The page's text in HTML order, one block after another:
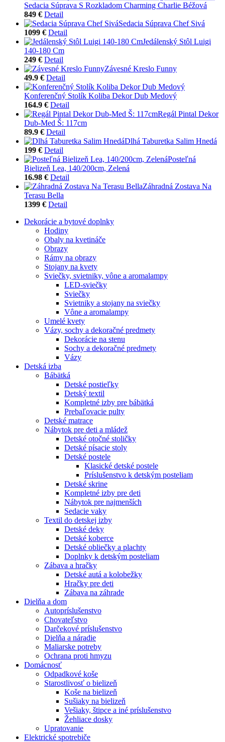
Sedacia Súprava S Rozkladom Charming Charlie Béžová
849 € Detail
Sedacia Súprava Chef Sivá
1099 € Detail
Jedálenský Stôl Luigi
140-180 Cm
249 € Detail
Závesné Kreslo Funny
49.9 € Detail
Konferenčný Stolík Koliba Dekor Dub Medový
164.9 € Detail
Regál Pintal Dekor
Dub-Med Š: 117cm
89.9 € Detail
Dlhá Taburetka Salim Hnedá
199 € Detail
Posteľná
Bielizeň Lea, 140/200cm, Zelená
16.98 € Detail
Záhradná Zostava Na
Terasu Bella
1399 € Detail
Dekorácie a bytové doplnky
Hodiny
Obaly na kvetináče
Obrazy
Rámy na obrazy
Stojany na kvety
Sviečky, svietniky, vône a aromalampy
LED-sviečky
Sviečky
Svietniky a stojany na sviečky
Vône a aromalampy
Umelé kvety
Vázy, sochy a dekoračné predmety
Dekorácie na stenu
Sochy a dekoračné predmety
Vázy
Detská izba
Bábätká
Detské postieľky
Detský textil
Kompletné izby pre bábätká
Prebaľovacie pulty
Detské matrace
Nábytok pre deti a mládež
Detské otočné stoličky
Detské písacie stoly
Detské postele
Klasické detské postele
Príslušenstvo k detským posteliam
Detské skrine
Kompletné izby pre deti
Nábytok pre najmenších
Sedacie vaky
Textil do detskej izby
Detské deky
Detské koberce
Detské obliečky a plachty
Doplnky k detským posteliam
Zábava a hračky
Detské autá a kolobežky
Hračky pre deti
Zábava na záhrade
Dielňa a dom
Autopríslušenstvo
Chovateľstvo
Darčekové príslušenstvo
Dielňa a náradie
Maliarske potreby
Ochrana proti hmyzu
Domácnosť
Odpadkové koše
Starostlivosť o bielizeň
Koše na bielizeň
Sušiaky na bielizeň
Vešiaky, štipce a iné príslušenstvo
Žehliace dosky
Upratovanie
Elektrické spotrebiče